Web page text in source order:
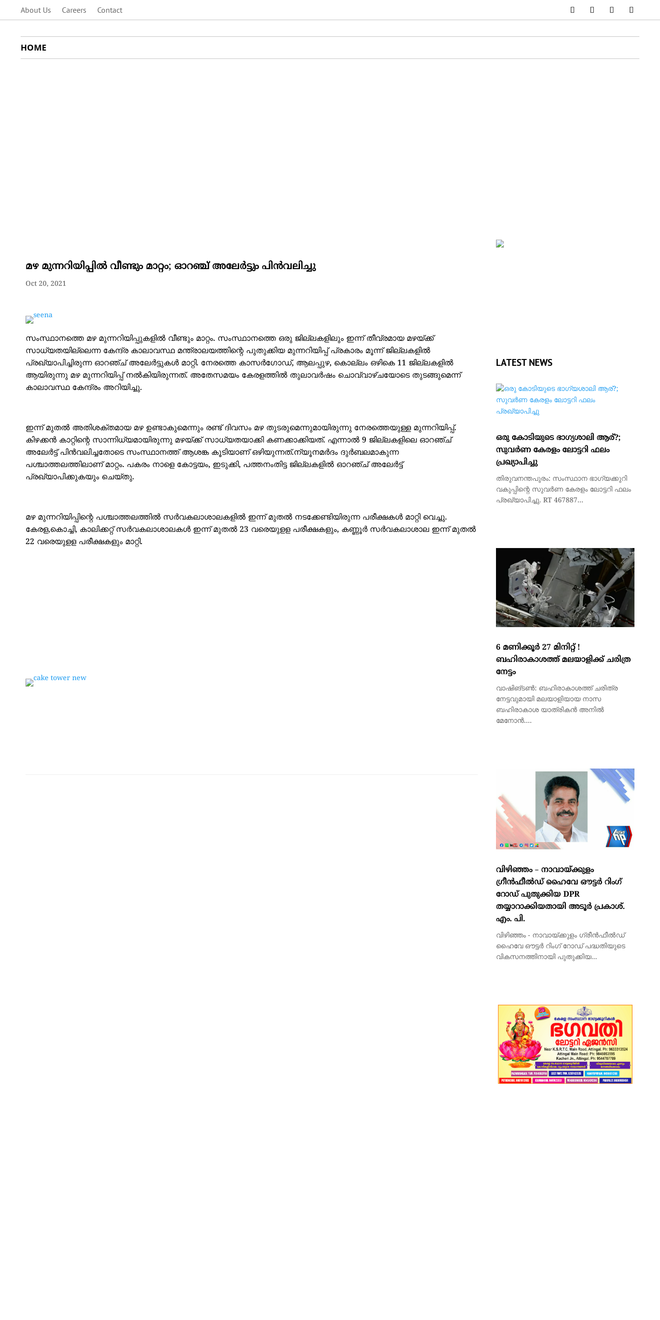
About Us Careers Contact
HOME
മഴ മുന്നറിയിപ്പിൽ വീണ്ടും മാറ്റം; ഓറഞ്ച് അലേർട്ടും പിൻവലിച്ചു
Oct 20, 2021
സംസ്ഥാനത്തെ മഴ മുന്നറിയിപ്പുകളിൽ വീണ്ടും മാറ്റം. സംസ്ഥാനത്തെ ഒരു ജില്ലകളിലും ഇന്ന് തീവ്രമായ മഴയ്ക്ക്
സാധ്യതയില്ലെന്ന കേന്ദ്ര കാലാവസ്ഥ മന്ത്രാലയത്തിന്റെ പുതുക്കിയ മുന്നറിയിപ്പ് പ്രകാരം മൂന്ന് ജില്ലകളിൽ
പ്രഖ്യാപിച്ചിരുന്ന ഓറഞ്ച് അലേർട്ടുകൾ മാറ്റി. നേരത്തെ കാസർഗോഡ്, ആലപ്പുഴ, കൊല്ലം ഒഴികെ 11 ജില്ലകളിൽ
ആയിരുന്നു മഴ മുന്നറിയിപ്പ് നൽകിയിരുന്നത്. അതേസമയം കേരളത്തിൽ തുലാവർഷം ചൊവ്വാഴ്ചയോടെ തുടങ്ങുമെന്ന്
കാലാവസ്ഥ കേന്ദ്രം അറിയിച്ചു.
ഇന്ന് മുതൽ അതിശക്തമായ മഴ ഉണ്ടാകുമെന്നും രണ്ട് ദിവസം മഴ തുടരുമെന്നുമായിരുന്നു നേരത്തെയുള്ള മുന്നറിയിപ്പ്.
കിഴക്കൻ കാറ്റിന്റെ സാന്നിധ്യമായിരുന്നു മഴയ്ക്ക് സാധ്യതയാക്കി കണക്കാക്കിയത്. എന്നാൽ 9 ജില്ലകളിലെ ഓറഞ്ച്
അലേർട്ട് പിൻവലിച്ചതോടെ സംസ്ഥാനത്ത് ആശങ്ക കൂടിയാണ് ഒഴിയുന്നത്.ന്യൂനമർദം ദുർബലമാകുന്ന
പശ്ചാത്തലത്തിലാണ് മാറ്റം. പകരം നാളെ കോട്ടയം, ഇടുക്കി, പത്തനംതിട്ട ജില്ലകളിൽ ഓറഞ്ച് അലേർട്ട്
പ്രഖ്യാപിക്കുകയും ചെയ്തു.
മഴ മുന്നറിയിപ്പിന്റെ പശ്ചാത്തലത്തിൽ സർവകലാശാലകളിൽ ഇന്ന് മുതൽ നടക്കേണ്ടിയിരുന്ന പരീക്ഷകൾ മാറ്റി വെച്ചു.
കേരള,കൊച്ചി, കാലിക്കറ്റ് സർവകലാശാലകൾ ഇന്ന് മുതൽ 23 വരെയുളള പരീക്ഷകളും, കണ്ണൂർ സർവകലാശാല ഇന്ന് മുതൽ
22 വരെയുളള പരീക്ഷകളും മാറ്റി.
LATEST NEWS
ഒരു കോടിയുടെ ഭാഗ്യശാലി ആര്?;
സുവര്‍ണ കേരളം ലോട്ടറി ഫലം
പ്രഖ്യാപിച്ചു
തിരുവനന്തപുരം: സംസ്ഥാന ഭാഗ്യക്കുറി
വകുപ്പിന്റെ സുവര്‍ണ കേരളം ലോട്ടറി ഫലം
പ്രഖ്യാപിച്ചു. RT 467887...
6 മണിക്കൂര്‍ 27 മിനിറ്റ് !
ബഹിരാകാശത്ത് മലയാളിക്ക് ചരിത്ര
നേട്ടം
വാഷിങ്ടണ്‍: ബഹിരാകാശത്ത് ചരിത്ര
നേട്ടവുമായി മലയാളിയായ നാസ
ബഹിരാകാശ യാത്രികന്‍ അനില്‍
മേനോന്‍....
​വിഴിഞ്ഞം – നാവായ്ക്കുളം
ഗ്രീൻഫീൽഡ് ഹൈവേ ഔട്ടർ റിംഗ്
റോഡ് പുതുക്കിയ DPR
തയ്യാറാക്കിയതായി അടൂർ പ്രകാശ്.
എം. പി.
വിഴിഞ്ഞം - നാവായ്ക്കുളം ഗ്രീൻഫീൽഡ്
ഹൈവേ ഔട്ടർ റിംഗ് റോഡ് പദ്ധതിയുടെ
വികസനത്തിനായി പുതുക്കിയ...